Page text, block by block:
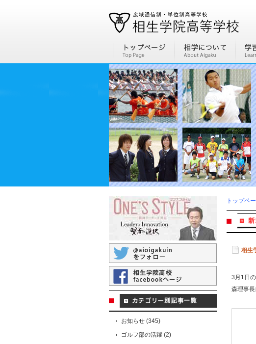
トップペ
相生
3月1日
森理事
お知らせ (345)
ゴルフ部の活躍 (2)